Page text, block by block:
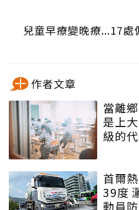
兒童早療變晚療...17
作者文章
當離
是上
級的
首爾
39度
動員